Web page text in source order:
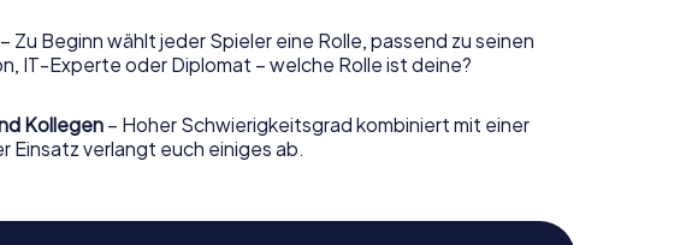
– Zu Beginn wählt jeder Spieler eine Rolle, passend zu seinen
IT-Experte oder Diplomat – welche Rolle ist deine?
Kollegen – Hoher Schwierigkeitsgrad kombiniert mit einer
Einsatz verlangt euch einiges ab.